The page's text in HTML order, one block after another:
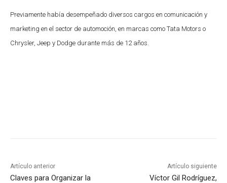
Previamente había desempeñado diversos cargos en comunicación y
marketing en el sector de automoción, en marcas como Tata Motors o
Chrysler, Jeep y Dodge durante más de 12 años.
Artículo anterior
Claves para Organizar la
Artículo siguiente
Víctor Gil Rodríguez,